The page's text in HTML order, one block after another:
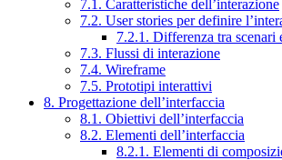
7.1. Caratteristiche dell’interazione
7.2. User stories per definire
7.2.1. Differenza tra scenari
7.3. Flussi di interazione
7.4. Wireframe
7.5. Prototipi interattivi
8. Progettazione dell’interfaccia
8.1. Obiettivi dell’interfaccia
8.2. Elementi dell’interfaccia
8.2.1. Elementi di